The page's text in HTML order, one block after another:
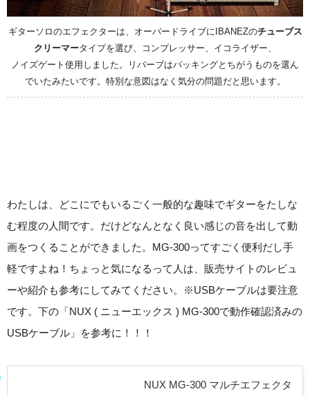
ギターソロのエフェクターは、オーバードライブにIBANEZのチューブス
クリーマータイプを選び、コンプレッサー、イコライザー、
ノイズゲート使用しました。リバーブはバッキングとちがうものを選ん
でいたみたいです。特別な意図はなく気分の問題だと思います。
わたしは、どこにでもいるごく一般的な趣味でギターをたしな
む程度の人間です。だけどなんとなく良い感じの音を出して動
画をつくることができました。MG-300ってすごく便利だし手
軽ですよね！ちょっと気になるって人は、販売サイトのレビュ
ーや紹介も参考にしてみてください。※USBケーブルは要注意
です。下の「NUX ( ニューエックス ) MG-300で動作確認済みの
USBケーブル」を参考に！！！
NUX MG-300 マルチエフェクタ